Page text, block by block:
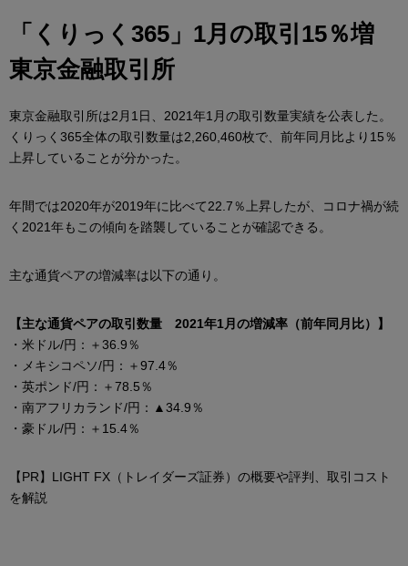
「くりっく365」1月の取引15％増
東京金融取引所
東京金融取引所は2月1日、2021年1月の取引数量実績を公表した。
くりっく365全体の取引数量は2,260,460枚で、前年同月比より15％
上昇していることが分かった。
年間では2020年が2019年に比べて22.7％上昇したが、コロナ禍が続
く2021年もこの傾向を踏襲していることが確認できる。
主な通貨ペアの増減率は以下の通り。
【主な通貨ペアの取引数量 2021年1月の増減率（前年同月比）】
・米ドル/円：＋36.9％
・メキシコペソ/円：＋97.4％
・英ポンド/円：＋78.5％
・南アフリカランド/円：▲34.9％
・豪ドル/円：＋15.4％
【PR】 LIGHT FX（トレイダーズ証券）の概要や評判、取引コスト
を解説